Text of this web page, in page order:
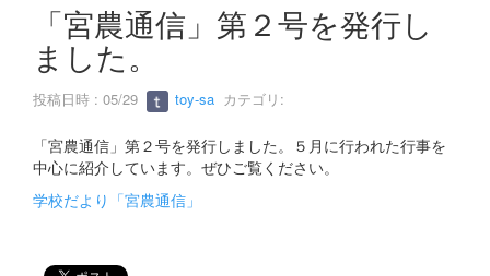
「宮農通信」第２号を発行し
ました。
投稿日時 : 05/29 toy-sa カテゴリ:
「宮農通信」第２号を発行しました。５月に行われた行事を
中心に紹介しています。ぜひご覧ください。
学校だより「宮農通信」